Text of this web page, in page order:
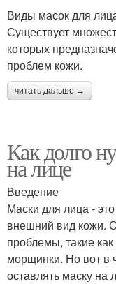
Виды масок для
Существует
которых
проблем кожи.
читать дальше →
Как долго
на лице
Введение
Маски для лица -
внешний вид кожи.
проблемы, такие
морщинки. Но вот в
оставлять маску на